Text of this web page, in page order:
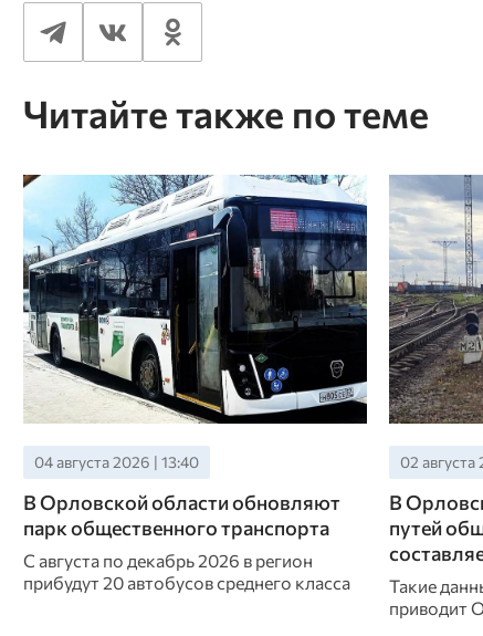
Читайте также по теме
04 августа 2026 | 13:40
В Орловской области обновляют
парк общественного транспорта
С августа по декабрь 2026 в регион
прибудут 20 автобусов среднего класса
02 августа
В
путей
Такие
приводит